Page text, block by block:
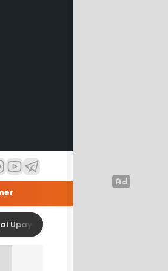
Kesiapan Karier Mahasiswa Interior